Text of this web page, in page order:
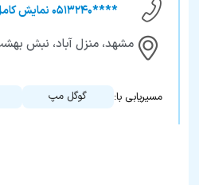
****۰۵۱۳۲۴۰ نمایش کامل
مشهد، منزل آباد، نبش
مسیریابی با: گوگل مپ